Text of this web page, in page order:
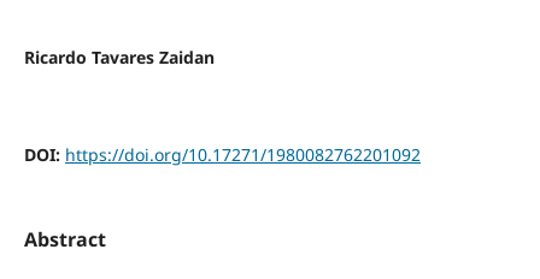
Ricardo Tavares Zaidan
DOI: https://doi.org/10.17271/1980082762201092
Abstract